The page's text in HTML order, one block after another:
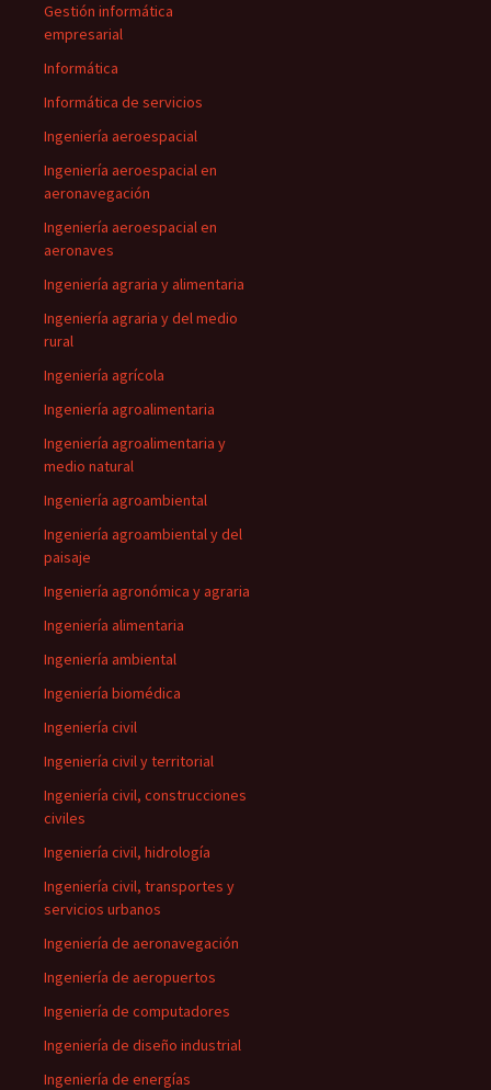
Gestión informática
empresarial
Informática
Informática de servicios
Ingeniería aeroespacial
Ingeniería aeroespacial en
aeronavegación
Ingeniería aeroespacial en
aeronaves
Ingeniería agraria y alimentaria
Ingeniería agraria y del medio
rural
Ingeniería agrícola
Ingeniería agroalimentaria
Ingeniería agroalimentaria y
medio natural
Ingeniería agroambiental
Ingeniería agroambiental y del
paisaje
Ingeniería agronómica y agraria
Ingeniería alimentaria
Ingeniería ambiental
Ingeniería biomédica
Ingeniería civil
Ingeniería civil y territorial
Ingeniería civil, construcciones
civiles
Ingeniería civil, hidrología
Ingeniería civil, transportes y
servicios urbanos
Ingeniería de aeronavegación
Ingeniería de aeropuertos
Ingeniería de computadores
Ingeniería de diseño industrial
Ingeniería de energías